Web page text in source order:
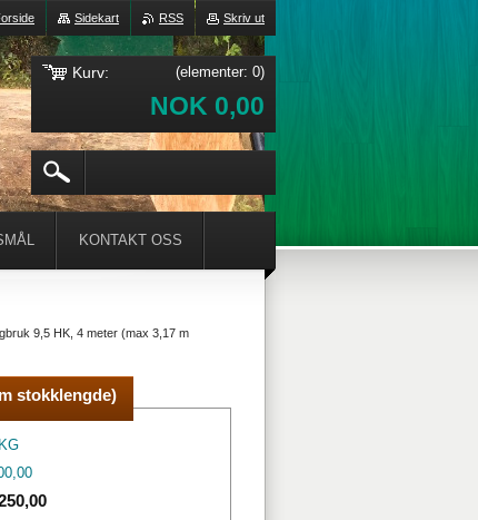
9,5 HK, 4 meter (max 3,17 m
stokklengde)
KONTAKT OSS
Skriv ut
RSS
Sidekart
Kurv: (elementer: 0)
NOK 0,00